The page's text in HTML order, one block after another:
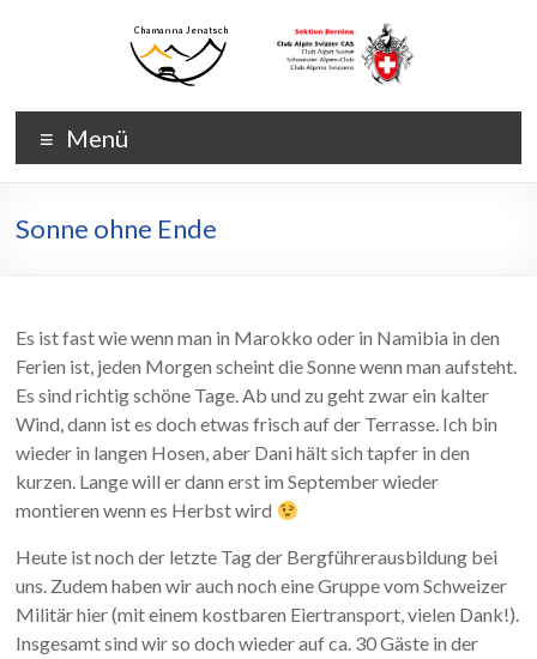
Chamanna
Jenatsch
Chamanna
Jenatsch
CAS
Menü
Sonne ohne Ende
Es ist fast wie wenn man in Marokko oder in Namibia in den
Ferien ist, jeden Morgen scheint die Sonne wenn man aufsteht.
Es sind richtig schöne Tage. Ab und zu geht zwar ein kalter
Wind, dann ist es doch etwas frisch auf der Terrasse. Ich bin
wieder in langen Hosen, aber Dani hält sich tapfer in den
kurzen. Lange will er dann erst im September wieder
montieren wenn es Herbst wird
Heute ist noch der letzte Tag der Bergführerausbildung bei
uns. Zudem haben wir auch noch eine Gruppe vom Schweizer
Militär hier (mit einem kostbaren Eiertransport, vielen Dank!).
Insgesamt sind wir so doch wieder auf ca. 30 Gäste in der